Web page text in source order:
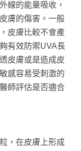
線的能量吸收，
膚的傷害。一般
皮膚比較不會產
有效防禦UVA長
皮膚或是造成皮
感容易受刺激的
師評估是否適合
，在皮膚上形成